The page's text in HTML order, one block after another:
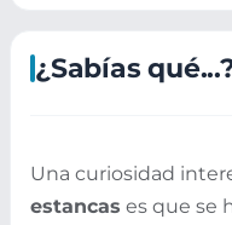
¿Sabías
Una curiosidad
estancas es que se